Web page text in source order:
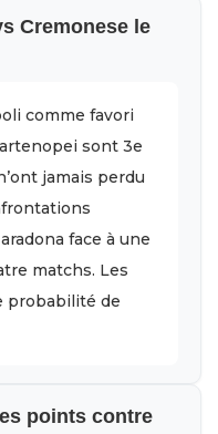
Cremonese le
comme favori
sont 3e
jamais perdu
face à une
matchs. Les
probabilité de
points contre